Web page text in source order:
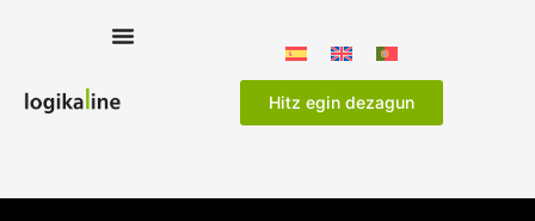
Hitz egin dezagun